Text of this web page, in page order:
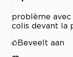
problème
colis devant la
Beveelt aan